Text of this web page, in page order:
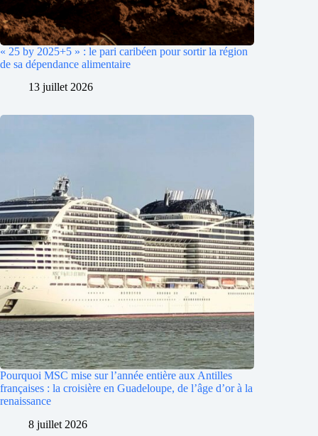
« 25 by 2025+5 » : le pari caribéen pour sortir la région
de sa dépendance alimentaire
13 juillet 2026
Pourquoi MSC mise sur l’année entière aux Antilles
françaises : la croisière en Guadeloupe, de l’âge d’or à la
renaissance
8 juillet 2026